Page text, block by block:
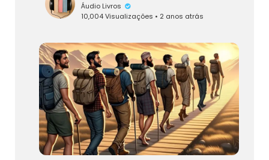
Áudio Livros
10,004 Visualizações • 2 anos atrás